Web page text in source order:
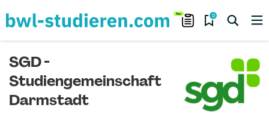
0
SGD -
Studiengemeinschaft
Darmstadt